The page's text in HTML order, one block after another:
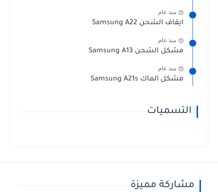
منذ عام
ايقاف الشحن Samsung A22
منذ عام
مشكل الشحن Samsung A13
منذ عام
مشكل الماك Samsung A21s
التسميات
مشاركة مميزة